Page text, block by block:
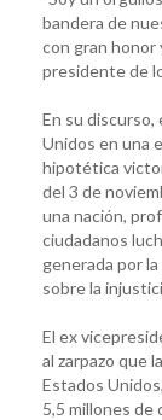
bandera de
con gran honor
presidente de
En su discurso,
Unidos en una
hipotética
del 3 de
una nación,
ciudadanos
generada por
sobre la
El ex
al zarpazo que
Estados
5,5 millones de